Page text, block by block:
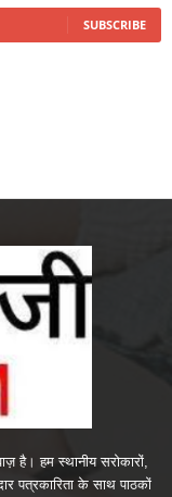
SUBSCRIBE
है। हम स्थानीय सरोकारों,
पत्रकारिता के साथ पाठकों